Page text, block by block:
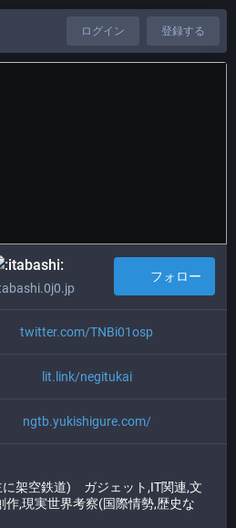
ログイン 登録する
フォロー
twitter.com/TNBi01osp
lit.link/negitukai
ngtb.yukishigure.com/
架空鉄道) ガジェット,IT関連,文
作,現実世界考察(国際情勢,歴史な